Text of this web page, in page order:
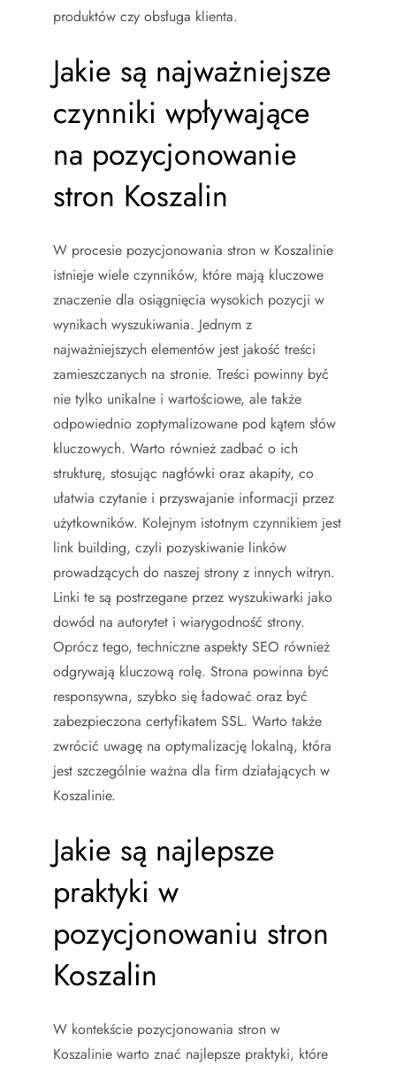
produktów czy obsługa klienta.
Jakie są najważniejsze
czynniki wpływające
na pozycjonowanie
stron Koszalin
W procesie pozycjonowania stron w Koszalinie
istnieje wiele czynników, które mają kluczowe
znaczenie dla osiągnięcia wysokich pozycji w
wynikach wyszukiwania. Jednym z
najważniejszych elementów jest jakość treści
zamieszczanych na stronie. Treści powinny być
nie tylko unikalne i wartościowe, ale także
odpowiednio zoptymalizowane pod kątem słów
kluczowych. Warto również zadbać o ich
strukturę, stosując nagłówki oraz akapity, co
ułatwia czytanie i przyswajanie informacji przez
użytkowników. Kolejnym istotnym czynnikiem jest
link building, czyli pozyskiwanie linków
prowadzących do naszej strony z innych witryn.
Linki te są postrzegane przez wyszukiwarki jako
dowód na autorytet i wiarygodność strony.
Oprócz tego, techniczne aspekty SEO również
odgrywają kluczową rolę. Strona powinna być
responsywna, szybko się ładować oraz być
zabezpieczona certyfikatem SSL. Warto także
zwrócić uwagę na optymalizację lokalną, która
jest szczególnie ważna dla firm działających w
Koszalinie.
Jakie są najlepsze
praktyki w
pozycjonowaniu stron
Koszalin
W kontekście pozycjonowania stron w
Koszalinie warto znać najlepsze praktyki, które